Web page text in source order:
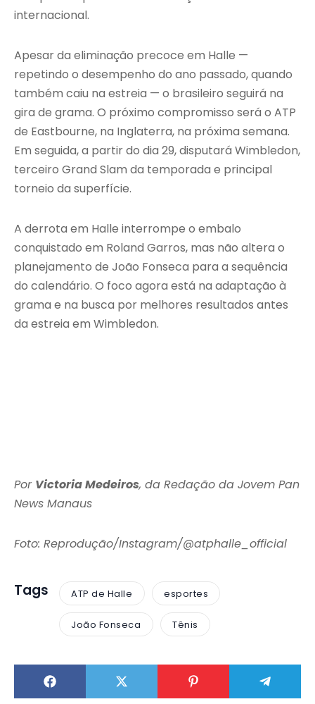
internacional.
Apesar da eliminação precoce em Halle —
repetindo o desempenho do ano passado, quando
também caiu na estreia — o brasileiro seguirá na
gira de grama. O próximo compromisso será o ATP
de Eastbourne, na Inglaterra, na próxima semana.
Em seguida, a partir do dia 29, disputará Wimbledon,
terceiro Grand Slam da temporada e principal
torneio da superfície.
A derrota em Halle interrompe o embalo
conquistado em Roland Garros, mas não altera o
planejamento de João Fonseca para a sequência
do calendário. O foco agora está na adaptação à
grama e na busca por melhores resultados antes
da estreia em Wimbledon.
Por Victoria Medeiros, da Redação da Jovem Pan
News Manaus
Foto: Reprodução/Instagram/@atphalle_official
Tags ATP de Halle esportes
João Fonseca Tênis